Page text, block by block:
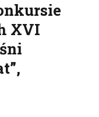
XVI